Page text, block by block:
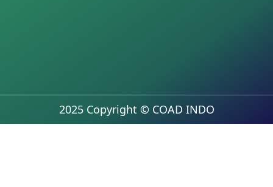
2025 Copyright © COAD INDO